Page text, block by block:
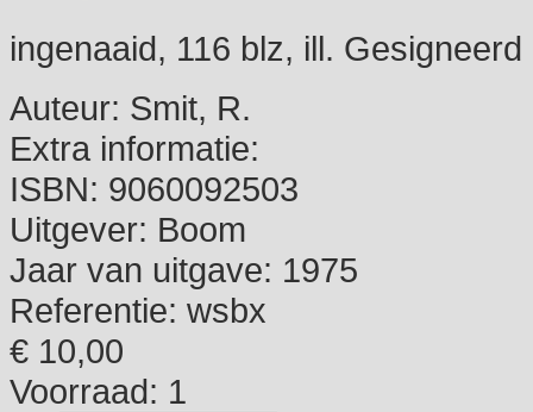
ingenaaid, 116 blz, ill.
Auteur: Smit, R.
Extra informatie:
ISBN: 9060092503
Uitgever: Boom
Jaar van uitgave: 1975
Referentie: wsbx
€ 10,00
Voorraad: 1